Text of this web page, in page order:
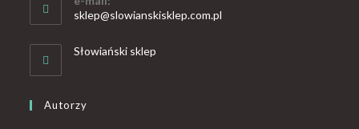
sklep@slowianskisklep.com.pl
Słowiański sklep
Autorzy